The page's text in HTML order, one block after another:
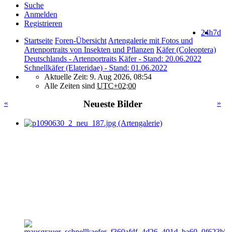
Suche
Anmelden
Registrieren
7d
24h
Startseite Foren-Übersicht Artengalerie mit Fotos und
Artenportraits von Insekten und Pflanzen Käfer (Coleoptera)
Deutschlands - Artenportraits Käfer - Stand: 20.06.2022
Schnellkäfer (Elateridae) - Stand: 01.06.2022
Aktuelle Zeit: 9. Aug 2026, 08:54
Alle Zeiten sind UTC+02:00
«
»
Neueste Bilder